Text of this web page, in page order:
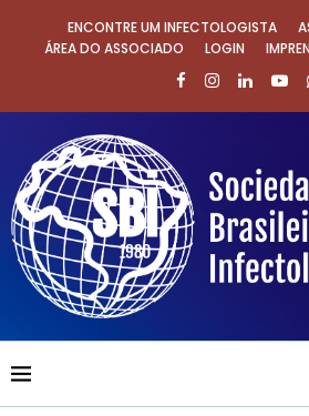
ENCONTRE UM INFECTOLOGISTA
ÁREA DO ASSOCIADO
LOGIN